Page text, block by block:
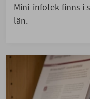
Mini-infotek finns i
län.